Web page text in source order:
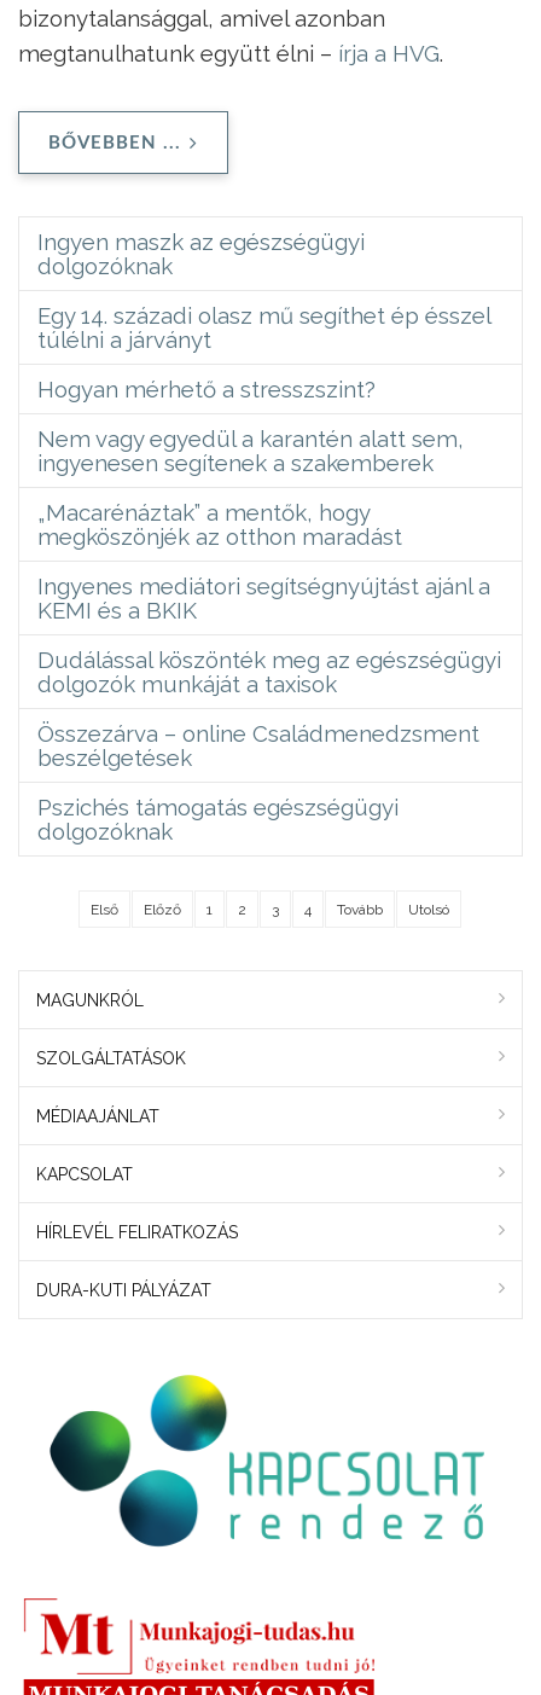
bizonytalansággal, amivel azonban
megtanulhatunk együtt élni – írja a HVG.
BŐVEBBEN ...
Ingyen maszk az egészségügyi
dolgozóknak
Egy 14. századi olasz mű segíthet ép ésszel
túlélni a járványt
Hogyan mérhető a stresszszint?
Nem vagy egyedül a karantén alatt sem,
ingyenesen segítenek a szakemberek
„Macarénáztak” a mentők, hogy
megköszönjék az otthon maradást
Ingyenes mediátori segítségnyújtást ajánl a
KEMI és a BKIK
Dudálással köszönték meg az egészségügyi
dolgozók munkáját a taxisok
Összezárva – online Családmenedzsment
beszélgetések
Pszichés támogatás egészségügyi
dolgozóknak
Első Előző 1 2 3 4 Tovább Utolsó
MAGUNKRÓL
SZOLGÁLTATÁSOK
MÉDIAAJÁNLAT
KAPCSOLAT
HÍRLEVÉL FELIRATKOZÁS
DURA-KUTI PÁLYÁZAT